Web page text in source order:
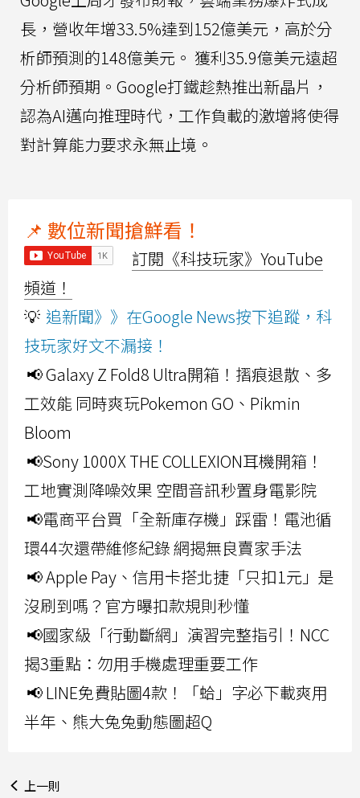
長，營收年增33.5%達到152億美元，高於分
析師預測的148億美元。 獲利35.9億美元遠超
分析師預期。Google打鐵趁熱推出新晶片，
認為AI邁向推理時代，工作負載的激增將使得
對計算能力要求永無止境。
📌 數位新聞搶鮮看！
訂閱《科技玩家》YouTube
頻道！
💡 追新聞》》在Google News按下追蹤，科
技玩家好文不漏接！
📢 Galaxy Z Fold8 Ultra開箱！摺痕退散、多
工效能 同時爽玩Pokemon GO、Pikmin
Bloom
📢Sony 1000X THE COLLEXION耳機開箱！
工地實測降噪效果 空間音訊秒置身電影院
📢電商平台買「全新庫存機」踩雷！電池循
環44次還帶維修紀錄 網揭無良賣家手法
📢 Apple Pay、信用卡搭北捷「只扣1元」是
沒刷到嗎？官方曝扣款規則秒懂
📢國家級「行動斷網」演習完整指引！NCC
揭3重點：勿用手機處理重要工作
📢 LINE免費貼圖4款！「蛤」字必下載爽用
半年、熊大兔兔動態圖超Q
上一則